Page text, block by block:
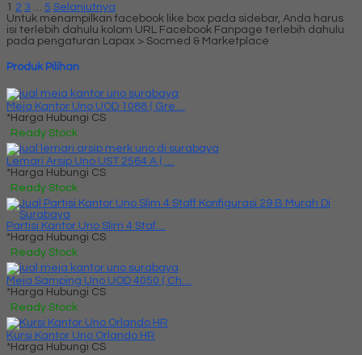
1 2 3 5 Selanjutnya
Untuk menampilkan facebook like box pada sidebar, Anda harus
isi terlebih dahulu kolom URL Facebook Fanpage terlebih dahulu
pada pengaturan Lapax > Socmed & Marketplace
Produk Pilihan
Meja Kantor Uno UOD 1088 ( Gre....
*Harga Hubungi CS
Ready Stock
Lemari Arsip Uno UST 2564 A ( ....
*Harga Hubungi CS
Ready Stock
Partisi Kantor Uno Slim 4 Staf....
*Harga Hubungi CS
Ready Stock
Meja Samping Uno UOD 4050 ( Ch....
*Harga Hubungi CS
Ready Stock
Kursi Kantor Uno Orlando HR
*Harga Hubungi CS